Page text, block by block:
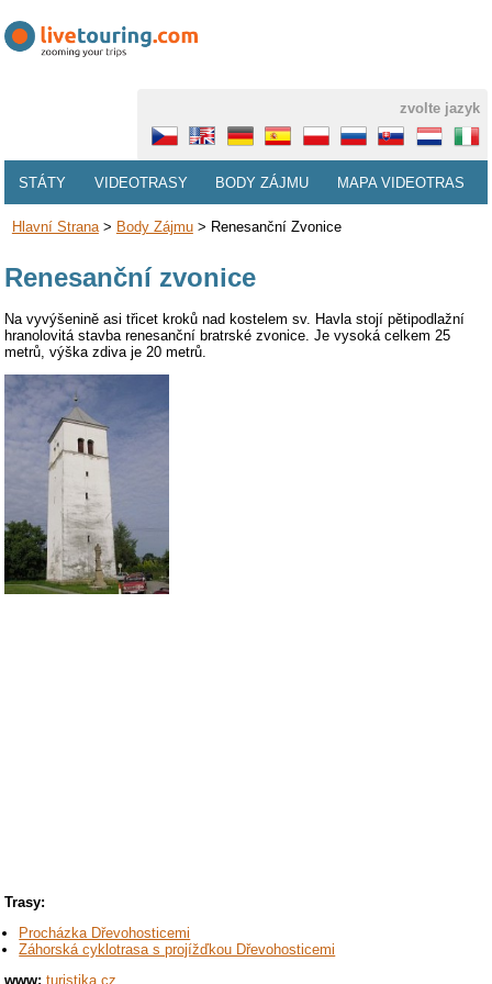
zvolte jazyk
STÁTY VIDEOTRASY BODY ZÁJMU MAPA VIDEOTRAS
Hlavní Strana> Body Zájmu> Renesanční Zvonice
Renesanční zvonice
Na vyvýšenině asi třicet kroků nad kostelem sv. Havla stojí pětipodlažní
hranolovitá stavba renesanční bratrské zvonice. Je vysoká celkem 25
metrů, výška zdiva je 20 metrů.
Trasy:
Procházka Dřevohosticemi
Záhorská cyklotrasa s projížďkou Dřevohosticemi
www: turistika.cz